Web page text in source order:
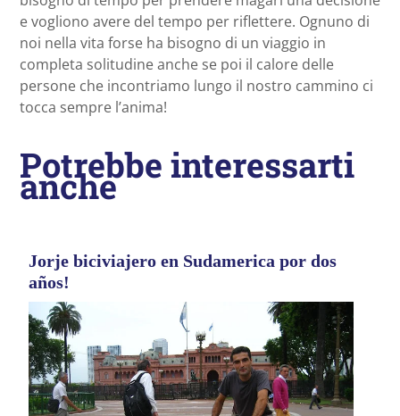
e vogliono avere del tempo per riflettere. Ognuno di
noi nella vita forse ha bisogno di un viaggio in
completa solitudine anche se poi il calore delle
persone che incontriamo lungo il nostro cammino ci
tocca sempre l’anima!
Potrebbe interessarti
anche
Jorje biciviajero en Sudamerica por dos
años!